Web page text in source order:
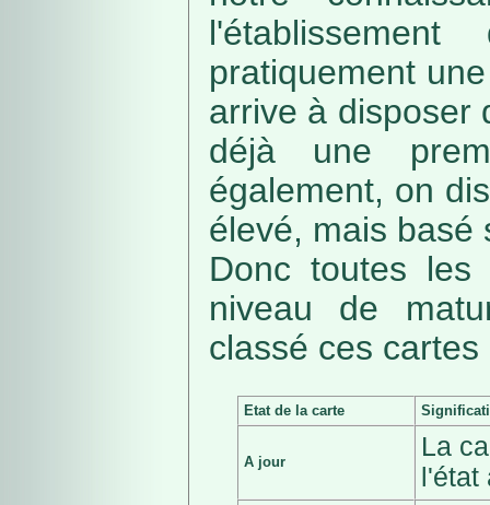
pratiquement
arrive à disposer
déjà une
également, on
élevé, mais basé
Donc toutes
niveau de
classé ces
Etat de la carte
A jour
La